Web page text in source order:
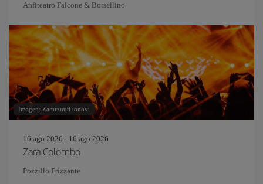
Anfiteatro Falcone & Borsellino
Imagen: Zamrznuti tonovi
16 ago 2026 - 16 ago 2026
Zara Colombo
Pozzillo Frizzante